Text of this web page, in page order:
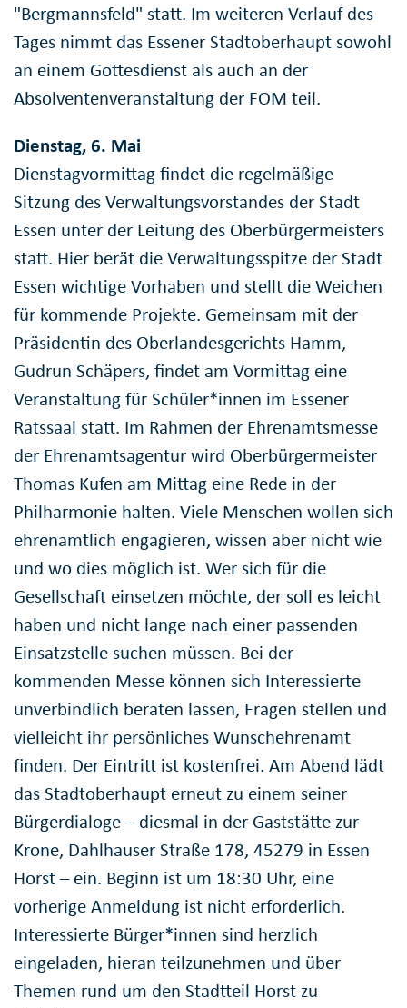
"Bergmannsfeld" statt. Im weiteren Verlauf des
Tages nimmt das Essener Stadtoberhaupt sowohl
an einem Gottesdienst als auch an der
Absolventenveranstaltung der FOM teil.
Dienstag, 6. Mai
Dienstagvormittag findet die regelmäßige
Sitzung des Verwaltungsvorstandes der Stadt
Essen unter der Leitung des Oberbürgermeisters
statt. Hier berät die Verwaltungsspitze der Stadt
Essen wichtige Vorhaben und stellt die Weichen
für kommende Projekte. Gemeinsam mit der
Präsidentin des Oberlandesgerichts Hamm,
Gudrun Schäpers, findet am Vormittag eine
Veranstaltung für Schüler*innen im Essener
Ratssaal statt. Im Rahmen der Ehrenamtsmesse
der Ehrenamtsagentur wird Oberbürgermeister
Thomas Kufen am Mittag eine Rede in der
Philharmonie halten. Viele Menschen wollen sich
ehrenamtlich engagieren, wissen aber nicht wie
und wo dies möglich ist. Wer sich für die
Gesellschaft einsetzen möchte, der soll es leicht
haben und nicht lange nach einer passenden
Einsatzstelle suchen müssen. Bei der
kommenden Messe können sich Interessierte
unverbindlich beraten lassen, Fragen stellen und
vielleicht ihr persönliches Wunschehrenamt
finden. Der Eintritt ist kostenfrei. Am Abend lädt
das Stadtoberhaupt erneut zu einem seiner
Bürgerdialoge – diesmal in der Gaststätte zur
Krone, Dahlhauser Straße 178, 45279 in Essen
Horst – ein. Beginn ist um 18:30 Uhr, eine
vorherige Anmeldung ist nicht erforderlich.
Interessierte Bürger*innen sind herzlich
eingeladen, hieran teilzunehmen und über
Themen rund um den Stadtteil Horst zu